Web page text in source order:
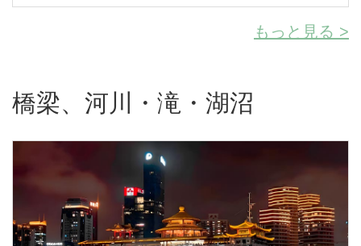
もっと見る >
橋梁、河川・滝・湖沼